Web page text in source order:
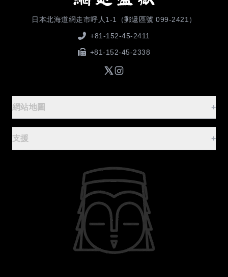
日本北海道網走市呼人1-1（郵遞區號 099-2421）
+81-152-45-2411
+81-152-45-2338
網站地圖 +
參觀指南
支援 +